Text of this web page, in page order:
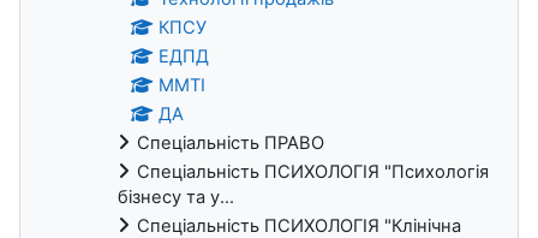
КПСУ
ЕДПД
ММТІ
ДА
Спеціальність ПРАВО
Спеціальність ПСИХОЛОГІЯ "Психологія
бізнесу та у...
Спеціальність ПСИХОЛОГІЯ "Клінічна